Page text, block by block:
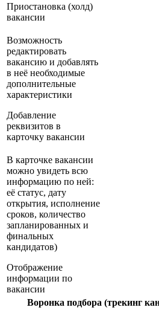
Приостановка (холд)
вакансии
Возможность
редактировать
вакансию и добавлять
в неё необходимые
дополнительные
характеристики
Добавление
реквизитов в
карточку вакансии
В карточке вакансии
можно увидеть всю
информацию по ней:
её статус, дату
открытия, исполнение
сроков, количество
запланированных и
финальных
кандидатов)
Отображение
информации по
вакансии
Воронка подбора (трекинг